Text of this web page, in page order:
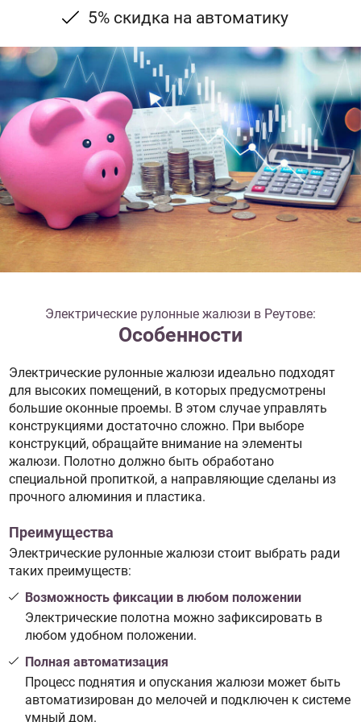
5% скидка на автоматику
Электрические рулонные жалюзи в Реутове:
Особенности
Электрические рулонные жалюзи идеально подходят
для высоких помещений, в которых предусмотрены
большие оконные проемы. В этом случае управлять
конструкциями достаточно сложно. При выборе
конструкций, обращайте внимание на элементы
жалюзи. Полотно должно быть обработано
специальной пропиткой, а направляющие сделаны из
прочного алюминия и пластика.
Преимущества
Электрические рулонные жалюзи стоит выбрать ради
таких преимуществ:
Возможность фиксации в любом положении
Электрические полотна можно зафиксировать в
любом удобном положении.
Полная автоматизация
Процесс поднятия и опускания жалюзи может быть
автоматизирован до мелочей и подключен к системе
умный дом.